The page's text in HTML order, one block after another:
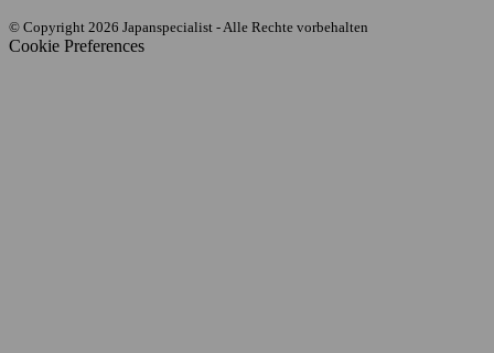
© Copyright 2026 Japanspecialist - Alle Rechte vorbehalten
Cookie Preferences